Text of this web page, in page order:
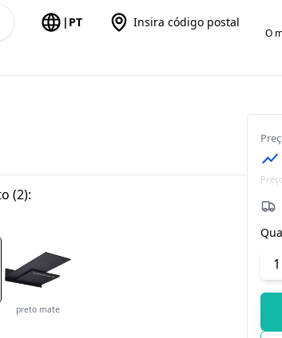
| PT Insira código postal
O
(2):
preto mate